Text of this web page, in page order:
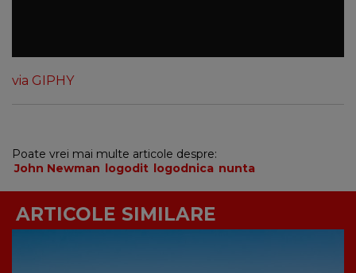
via GIPHY
Poate vrei mai multe articole despre:
John Newman
logodit logodnica nunta
ARTICOLE SIMILARE